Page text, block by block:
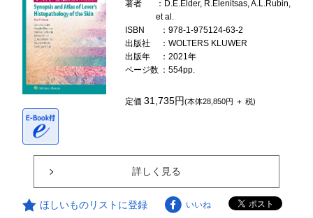
著者
：D.E.Elder, R.Elenitsas, A.L.Rubin,
et al.
ISBN
：978-1-975124-63-2
出版社
：WOLTERS KLUWER
出版年
：2021年
ページ数 ：554pp.
定価31,735円(本体28,850円 ＋ 税)
詳しく見る
ほしいものリストに登録 いいね